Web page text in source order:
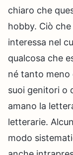
chiaro che
hobby. Ciò
interessa nel
qualcosa che
né tanto meno
suoi genitori o
amano la
letterarie.
modo